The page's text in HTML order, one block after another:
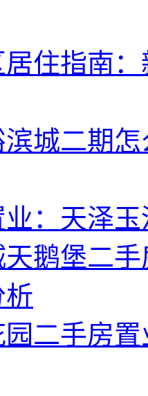
住指南
城二期
：天泽
鹅堡二
二手房